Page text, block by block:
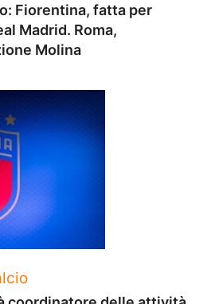
Fiorentina, fatta per
Madrid. Roma,
Molina